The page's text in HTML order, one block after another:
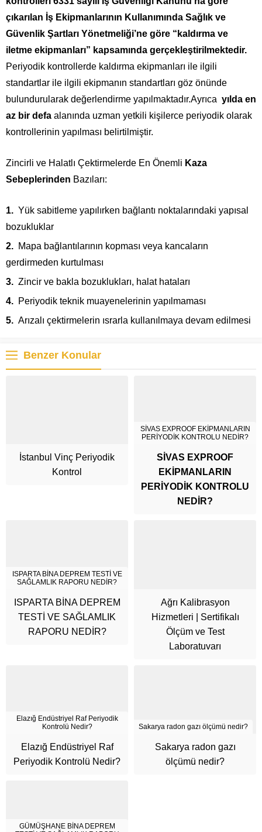
çıkarılan İş Ekipmanlarının Kullanımında Sağlık ve
Güvenlik Şartları Yönetmeliği’ne göre “kaldırma ve
iletme ekipmanları” kapsamında gerçekleştirilmektedir.
Periyodik kontrollerde kaldırma ekipmanları ile ilgili
standartlar ile ilgili ekipmanın standartları göz önünde
bulundurularak değerlendirme yapılmaktadır.Ayrıca yılda en
az bir defa alanında uzman yetkili kişilerce periyodik olarak
kontrollerinin yapılması belirtilmiştir.
Zincirli ve Halatlı Çektirmelerde En Önemli Kaza
Sebeplerinden Bazıları:
Yük sabitleme yapılırken bağlantı noktalarındaki yapısal
bozukluklar
Mapa bağlantılarının kopması veya kancaların
gerdirmeden kurtulması
Zincir ve bakla bozuklukları, halat hataları
Periyodik teknik muayenelerinin yapılmaması
Arızalı çektirmelerin ısrarla kullanılmaya devam edilmesi
Benzer Konular
İstanbul Vinç Periyodik
Kontrol
SİVAS EXPROOF EKİPMANLARIN
PERİYODİK KONTROLU NEDİR?
SİVAS EXPROOF
EKİPMANLARIN
PERİYODİK KONTROLU
NEDİR?
ISPARTA BİNA DEPREM TESTİ VE
SAĞLAMLIK RAPORU NEDİR?
ISPARTA BİNA DEPREM
TESTİ VE SAĞLAMLIK
RAPORU NEDİR?
Ağrı Kalibrasyon
Hizmetleri | Sertifikalı
Ölçüm ve Test
Laboratuvarı
Elazığ Endüstriyel Raf Periyodik
Kontrolü Nedir?
Elazığ Endüstriyel Raf
Periyodik Kontrolü Nedir?
Sakarya radon gazı ölçümü nedir?
Sakarya radon gazı
ölçümü nedir?
GÜMÜŞHANE BİNA DEPREM
Cüneyt Bey